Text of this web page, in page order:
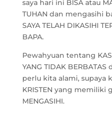
saya hari ini BISA atau
TUHAN dan mengasihi
SAYA TELAH DIKASIHI
BAPA.
Pewahyuan tentang
YANG TIDAK
perlu kita alami, supaya
KRISTEN yang memiliki
MENGASIHI.